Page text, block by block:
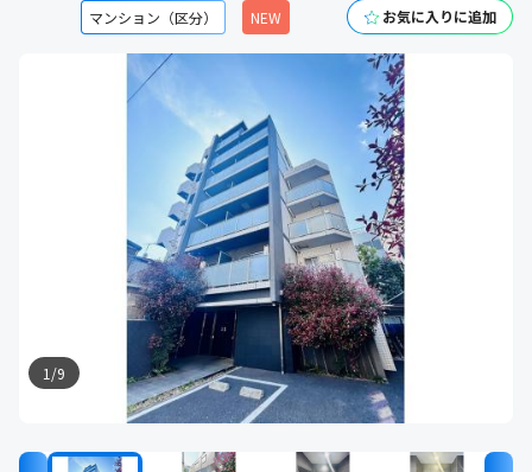
マンション（区分） NEW お気に入りに追加
1 /9